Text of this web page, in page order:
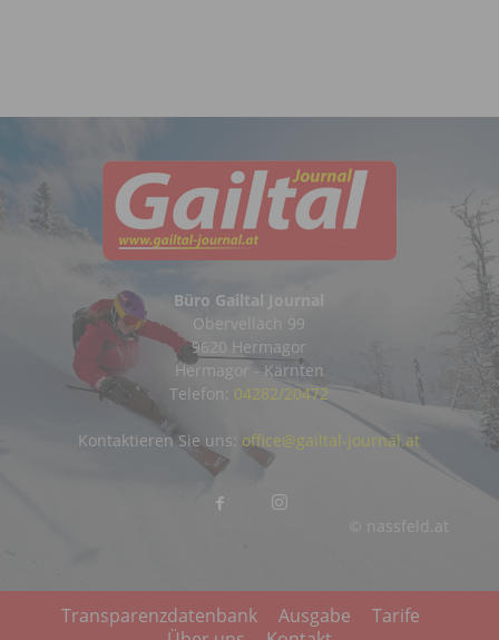
Büro Gailtal Journal
Obervellach 99
9620 Hermagor
Hermagor - Kärnten
Telefon: 04282/20472
© nassfeld.at
Kontaktieren Sie uns: office@gailtal-journal.at
Transparenzdatenbank Ausgabe
Tarife